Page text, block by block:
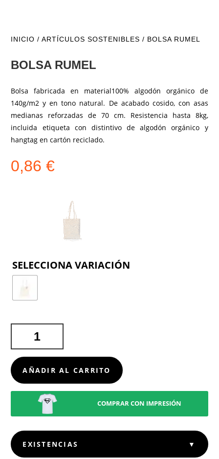
INICIO /ARTÍCULOS SOSTENIBLES / BOLSA RUMEL
BOLSA RUMEL
Bolsa fabricada en material100% algodón orgánico de
140g/m2 y en tono natural. De acabado cosido, con asas
medianas reforzadas de 70 cm. Resistencia hasta 8kg,
incluida etiqueta con distintivo de algodón orgánico y
hangtag en cartón reciclado.
0,86€
CANTIDAD
AÑADIR AL CARRITO
COMPRAR CON IMPRESIÓN
EXISTENCIAS ▼